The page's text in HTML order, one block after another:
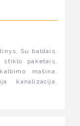
Su baldais,
stiklo paketais,
mašina,
kanalizacija,